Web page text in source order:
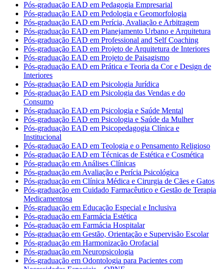
Pós-graduação EAD em Pedagogia Empresarial
Pós-graduação EAD em Pedologia e Geomorfologia
Pós-graduação EAD em Perícia, Avaliação e Arbitragem
Pós-graduação EAD em Planejamento Urbano e Arquitetura
Pós-graduação EAD em Professional and Self Coaching
Pós-graduação EAD em Projeto de Arquitetura de Interiores
Pós-graduação EAD em Projeto de Paisagismo
Pós-graduação EAD em Prática e Teoria da Cor e Design de
Interiores
Pós-graduação EAD em Psicologia Jurídica
Pós-graduação EAD em Psicologia das Vendas e do
Consumo
Pós-graduação EAD em Psicologia e Saúde Mental
Pós-graduação EAD em Psicologia e Saúde da Mulher
Pós-graduação EAD em Psicopedagogia Clínica e
Institucional
Pós-graduação EAD em Teologia e o Pensamento Religioso
Pós-graduação EAD em Técnicas de Estética e Cosmética
Pós-graduação em Análises Clínicas
Pós-graduação em Avaliação e Perícia Psicológica
Pós-graduação em Clínica Médica e Cirurgia de Cães e Gatos
Pós-graduação em Cuidado Farmacêutico e Gestão de Terapia
Medicamentosa
Pós-graduação em Educação Especial e Inclusiva
Pós-graduação em Farmácia Estética
Pós-graduação em Farmácia Hospitalar
Pós-graduação em Gestão, Orientação e Supervisão Escolar
Pós-graduação em Harmonização Orofacial
Pós-graduação em Neuropsicologia
Pós-graduação em Odontologia para Pacientes com